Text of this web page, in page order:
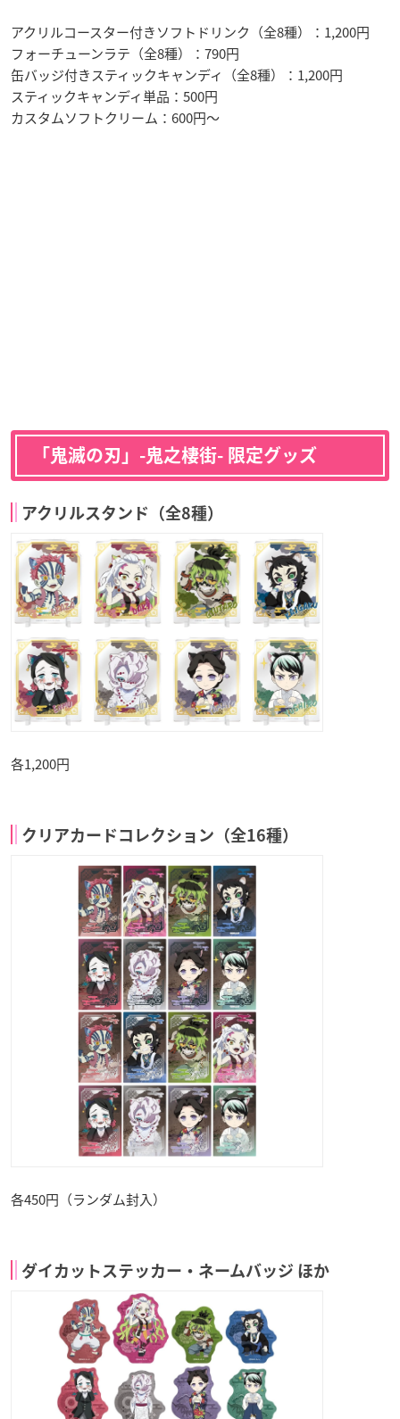
アクリルコースター付きソフトドリンク（全8種）：1,200円
フォーチューンラテ（全8種）：790円
缶バッジ付きスティックキャンディ（全8種）：1,200円
スティックキャンディ単品：500円
カスタムソフトクリーム：600円〜
「鬼滅の刃」-鬼之棲街- 限定グッズ
アクリルスタンド（全8種）
各1,200円
クリアカードコレクション（全16種）
各450円（ランダム封入）
ダイカットステッカー・ネームバッジ ほか